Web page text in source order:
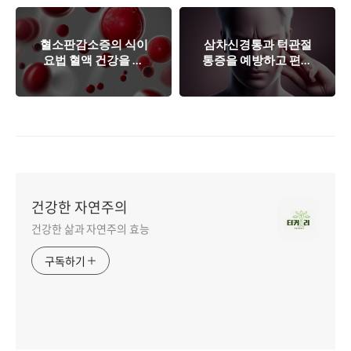
리한의원
혈소판감소증의 식이
요법 혈액 건강을 위
한 음식 추천
삼차신경통과 턱관절
통증을 예방하고 편안
한 일상을 즐기는 방
법
건강한 자연주의
건강한 삶과 자연주의 효능
구독하기